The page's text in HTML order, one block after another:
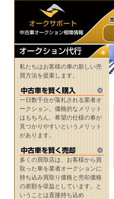
私たちはお客様の車の新しい売
買方法を提案します。
一日数千台が落札される業者オ
ークション。価格的なメリット
はもちろん、希望の仕様の車が
見つかりやすいというメリット
があります。
多くの買取店は、お客様から買
取った車を業者オークションに
持ち込み買取り価格と売却価格
の差額を収益としています。と
いうことは直接持ち込め